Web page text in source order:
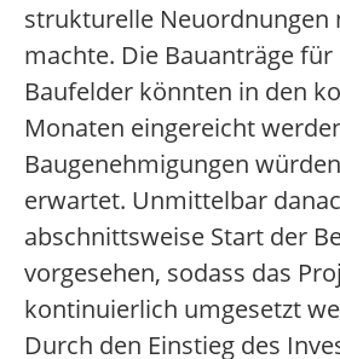
strukturelle Neuordnungen
machte. Die Bauanträge für
Baufelder könnten in den
Monaten eingereicht
Baugenehmigungen
erwartet. Unmittelbar
abschnittsweise Start der
vorgesehen, sodass das
kontinuierlich umgesetzt
Durch den Einstieg des